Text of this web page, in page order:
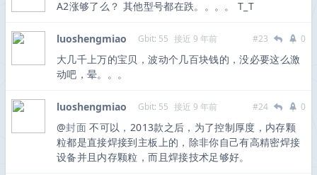
A2涨够了么？ 其他型号都在跌。。。。 T_T
luoshengmiao Gbit: 55 接近 9 年前 #23 0
大几千上万的宝贝，波动个几百块钱的，没必要这么激
动吧，晕。。。
luoshengmiao Gbit: 55 接近 9 年前 #24 0
@封面 不可以，2013款之后，为了控制厚度，内存颗
粒都是直接焊接到主板上的，除非你自己有高精密焊接
设备并且内存颗粒，而且焊接技术足够好。